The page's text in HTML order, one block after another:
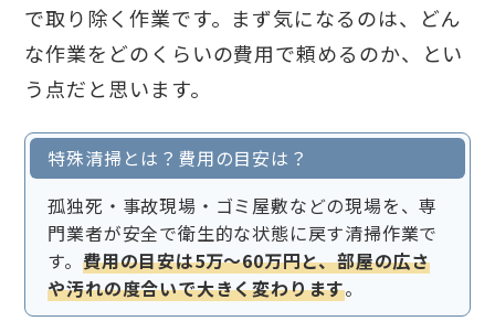
で取り除く作業です。まず気になるのは、どん
な作業をどのくらいの費用で頼めるのか、とい
う点だと思います。
特殊清掃とは？費用の目安は？
孤独死・事故現場・ゴミ屋敷などの現場を、専
門業者が安全で衛生的な状態に戻す清掃作業で
す。費用の目安は5万〜60万円と、部屋の広さ
や汚れの度合いで大きく変わります。